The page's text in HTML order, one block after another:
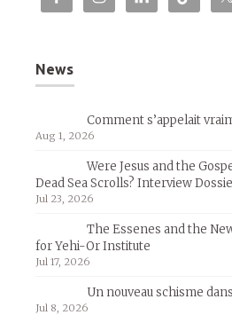
News
Comment s’appelait
Aug 1, 2026
Were Jesus and the
Dead Sea Scrolls? Interview
Jul 23, 2026
The Essenes and the
for Yehi-Or Institute
Jul 17, 2026
Un nouveau schisme
Jul 8, 2026